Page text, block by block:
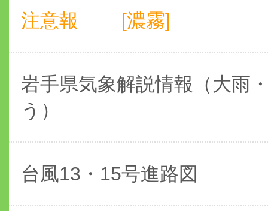
注意報 [濃霧]
岩手県気象解説情報（大雨
う）
台風13・15号進路図